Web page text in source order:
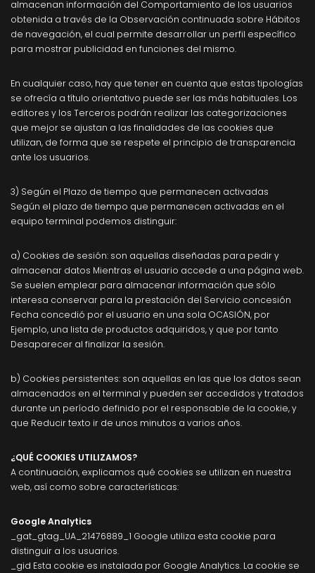
almacenan información del Comportamiento de los usuarios
obtenida a través de la Observación continuada sobre Hábitos
de navegación, el cual permite desarrollar un perfil específico
para mostrar publicidad en funciones del mismo.
En cualquier caso, hay que tener en cuenta que estas tipologías
se ofrecía a título orientativo puede ser las más habituales. Los
editores y los Terceros podrán realizar las categorizaciones
que mejor se ajustan a las finalidades de las cookies que
utilizan, de forma que se respete el principio de transparencia
ante los usuarios.
3) Según el Plazo de tiempo que permanecen activadas
Según el plazo de tiempo que permanecen activadas en el
equipo terminal podemos distinguir:
a) Cookies de sesión: son aquellas diseñadas para pedir y
almacenar datos Mientras el usuario accede a una página web.
Se suelen emplear para almacenar información que sólo
interesa conservar para la prestación del Servicio concesión
Fecha concedió por el usuario en una sola OCASIÓN, por
Ejemplo, una lista de productos adquiridos, y que por tanto
Desaparecer al finalizar la sesión.
b) Cookies persistentes: son aquellas en las que los datos sean
almacenados en el terminal y pueden ser accedidos y tratados
durante un período definido por el responsable de la cookie, y
que Reducir texto ir de unos minutos a varios años.
¿QUÉ COOKIES UTILIZAMOS?
A continuación, explicamos qué cookies se utilizan en nuestra
web, así como sobre características:
Google Analytics
_gat_gtag_UA_21476889_1 Google utiliza esta cookie para
distinguir a los usuarios.
_gid Esta cookie es instalada por Google Analytics. La cookie se